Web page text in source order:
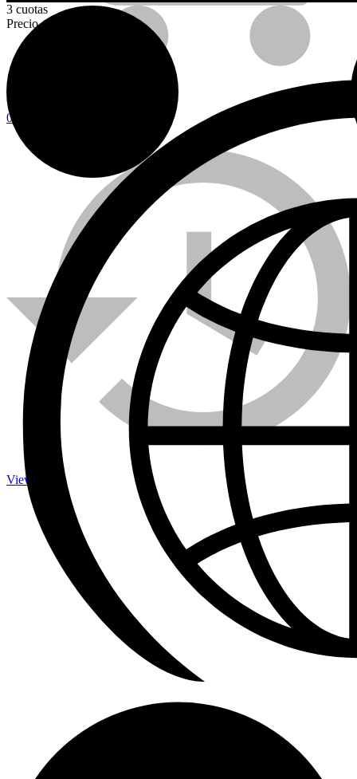
Contacto
Calefactores con Termostato
Calefactores a Propano
Calefactores Aereos Modine
0
Viewed
3 cuotas
Precio contado